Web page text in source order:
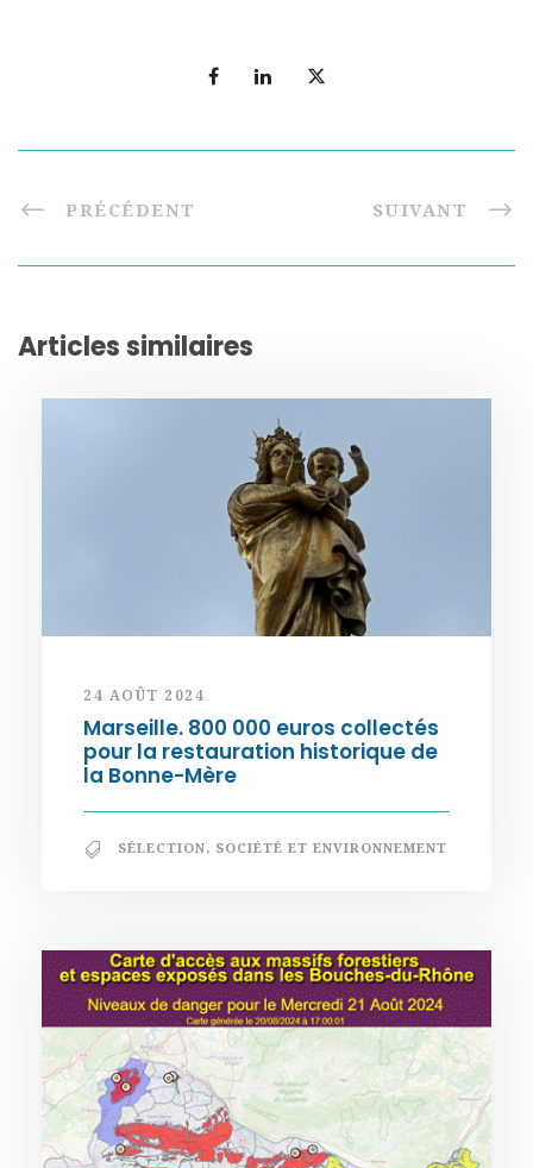
PRÉCÉDENT SUIVANT
Articles similaires
24 AOÛT 2024
Marseille. 800 000 euros collectés
pour la restauration historique de
la Bonne-Mère
SÉLECTION, SOCIÉTÉ ET ENVIRONNEMENT